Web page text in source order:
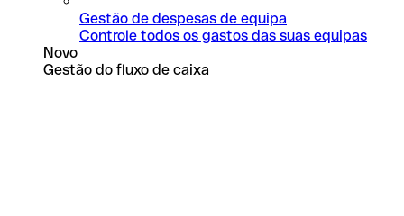
Gestão de despesas de equipa
Controle todos os gastos das suas equipas
Novo
Gestão do fluxo de caixa